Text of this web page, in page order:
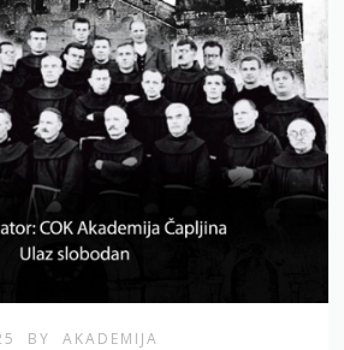
BY AKADEMIJA